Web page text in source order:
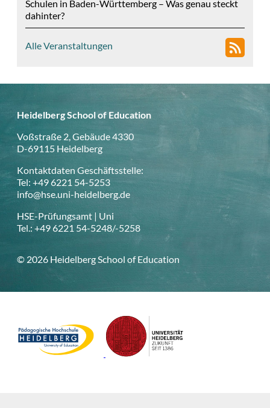
Schulen in Baden-Württemberg – Was genau steckt
dahinter?
Alle Veranstaltungen
Heidelberg School of Education
Voßstraße 2, Gebäude 4330
D-69115 Heidelberg
Kontaktdaten Geschäftsstelle:
Tel: +49 6221 54-5253
info@hse.uni-heidelberg.de
HSE-Prüfungsamt | Uni
Tel.: +49 6221 54-5248/-5258
© 2026 Heidelberg School of Education